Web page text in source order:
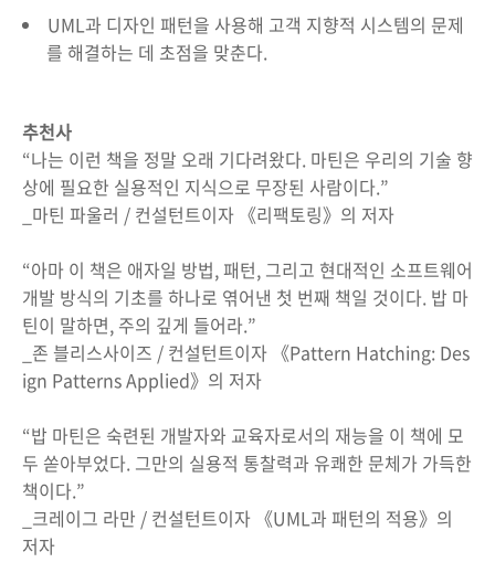
UML과 디자인 패턴을 사용해 고객 지향적 시스템의 문제
를 해결하는 데 초점을 맞춘다.
추천사
“나는 이런 책을 정말 오래 기다려왔다. 마틴은 우리의 기술 향
상에 필요한 실용적인 지식으로 무장된 사람이다.”
_마틴 파울러 / 컨설턴트이자 《리팩토링》의 저자
“아마 이 책은 애자일 방법, 패턴, 그리고 현대적인 소프트웨어
개발 방식의 기초를 하나로 엮어낸 첫 번째 책일 것이다. 밥 마
틴이 말하면, 주의 깊게 들어라.”
_존 블리스사이즈 / 컨설턴트이자 《Pattern Hatching: Des
ign Patterns Applied》의 저자
“밥 마틴은 숙련된 개발자와 교육자로서의 재능을 이 책에 모
두 쏟아부었다. 그만의 실용적 통찰력과 유쾌한 문체가 가득한
책이다.”
_크레이그 라만 / 컨설턴트이자 《UML과 패턴의 적용》의
저자